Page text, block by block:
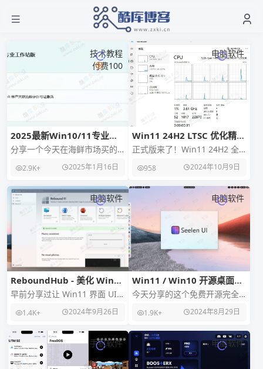
技术教程
付费100
2025最新Win10/11专业工
作站版升级密钥支持重装
分享一个今天在海鲜市场买的
Win10/11专业工作站版升级密
钥，升级后支持重装系统不
2.9K+ 2025年1月16日
电脑软件
Win11 24H2 LTSC 优化精简
版
正式版来了！Win11 24H2 全
系列简体中文，需要精简版的
小伙伴可以试试这个由远景论
958 2024年10月9日
电脑软件
ReboundHub - 美化 Win11
老旧功能组件界面
早前分享过让 Win11 界面 UI
11，主要对系统一些老旧的
1.4K+ 2024年9月26日
电脑软件
Win11 / Win10 开源桌面美
化工具Seelen UI
今天分享的这个免费开源完全
UI」支持 Win11 / Win10 系
1.9K+ 2024年8月29日
手机软件 电脑软件